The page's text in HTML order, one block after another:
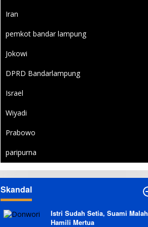
Iran
pemkot bandar lampung
Jokowi
DPRD Bandarlampung
Israel
Wiyadi
Prabowo
paripurna
Skandal
Istri Sudah Setia, Suami Malah
Hamili Mertua